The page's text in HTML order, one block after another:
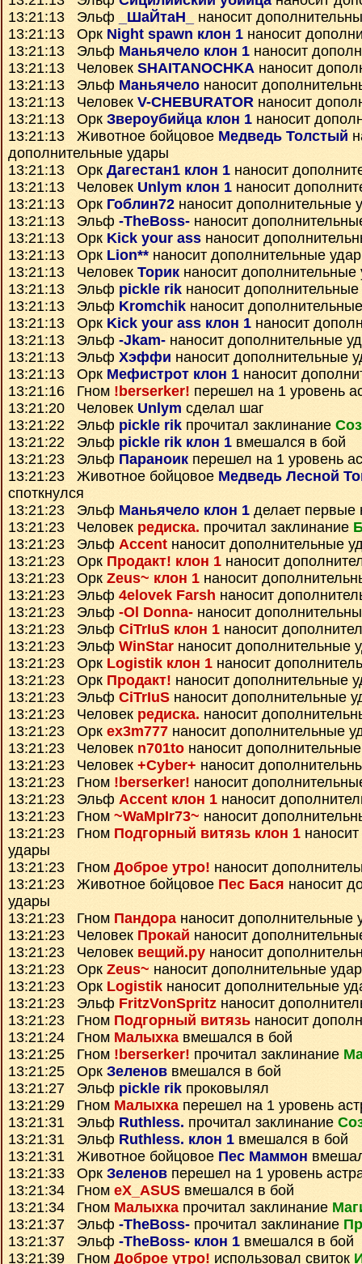
13:21:13 Эльф
_ШаЙтаН_
наносит
13:21:13 Орк Night spawn клон 1 наносит
13:21:13 Эльф Маньячело клон 1 наносит
13:21:13 Человек SHAITANOCHKA наносит
13:21:13 Эльф Маньячело наносит
13:21:13 Человек V-CHEBURATOR наносит
13:21:13 Орк Звероубийца клон 1 наносит
13:21:13 Животное бойцовое Медведь Толстый
дополнительные удары
13:21:13 Орк Дагестан1 клон 1 наносит
13:21:13 Человек Unlym клон 1 наносит
13:21:13 Орк Гоблин72 наносит дополнительные
13:21:13 Эльф -TheBoss- наносит
13:21:13 Орк Kick your ass наносит
13:21:13 Орк Lion** наносит дополнительные
13:21:13 Человек Торик наносит дополнительные
13:21:13 Эльф pickle rik наносит
13:21:13 Эльф Kromchik наносит
13:21:13 Орк Kick your ass клон 1 наносит
13:21:13 Эльф -Jkam- наносит дополнительные
13:21:13 Эльф Хэффи наносит дополнительные
13:21:13 Орк Мефистрот клон 1 наносит
13:21:16 Гном !berserker! перешел на 1 уровень
13:21:20 Человек Unlym сделал шаг
13:21:22 Эльф pickle rik прочитал заклинание
13:21:22 Эльф pickle rik клон 1 вмешался в бой
13:21:23 Эльф Параноик перешел на 1 уровень
13:21:23 Животное бойцовое Медведь Лесной
споткнулся
13:21:23 Эльф Маньячело клон 1 делает первые
13:21:23 Человек редиска. прочитал заклинание
13:21:23 Эльф Accent наносит дополнительные
13:21:23 Орк Продакт! клон 1 наносит
13:21:23 Орк Zeus~ клон 1 наносит
13:21:23 Эльф 4elovek Farsh наносит
13:21:23 Эльф -Ol Donna- наносит
13:21:23 Эльф CiTrIuS клон 1 наносит
13:21:23 Эльф WinStar наносит дополнительные
13:21:23 Орк Logistik клон 1 наносит
13:21:23 Орк Продакт! наносит дополнительные
13:21:23 Эльф CiTrIuS наносит дополнительные
13:21:23 Человек редиска. наносит
13:21:23 Орк ex3m777 наносит дополнительные
13:21:23 Человек n701to наносит
13:21:23 Человек +Cyber+ наносит
13:21:23 Гном !berserker! наносит
13:21:23 Эльф Accent клон 1 наносит
13:21:23 Гном ~WaMpIr73~ наносит
13:21:23 Гном Подгорный витязь клон 1
удары
13:21:23 Гном Доброе утро! наносит
13:21:23 Животное бойцовое Пес Бася наносит
удары
13:21:23 Гном Пандорананосит дополнительные
13:21:23 Человек Прокай наносит
13:21:23 Человек вещий.ру наносит
13:21:23 Орк Zeus~ наносит дополнительные
13:21:23 Орк Logistik наносит дополнительные
13:21:23 Эльф FritzVonSpritz наносит
13:21:23 Гном Подгорный витязь наносит
13:21:24 Гном Малыхкавмешался в бой
13:21:25 Гном !berserker! прочитал заклинание
13:21:25 Орк Зеленов вмешался в бой
13:21:27 Эльф pickle rik проковылял
13:21:29 Гном Малыхкаперешел на 1 уровень
13:21:31 Эльф Ruthless. прочитал заклинание
13:21:31 Эльф Ruthless. клон 1 вмешался в бой
13:21:31 Животное бойцовое Пес Маммон
13:21:33 Орк Зеленов перешел на 1 уровень
13:21:34 Гном eX_ASUS вмешался в бой
13:21:34 Гном Малыхка прочитал заклинание
13:21:37 Эльф -TheBoss- прочитал заклинание
13:21:37 Эльф -TheBoss- клон 1 вмешался в бой
13:21:39 Гном Доброе утро! использовал свиток